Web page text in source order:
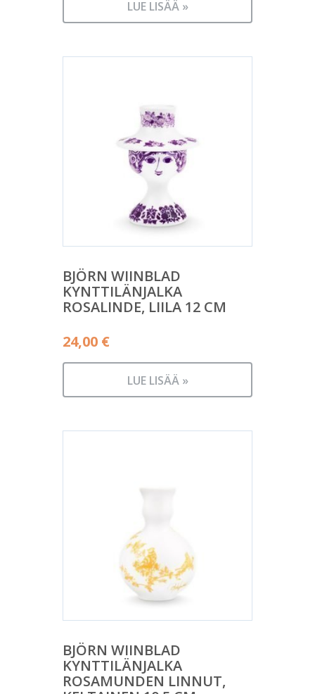
LUE LISÄÄ »
BJÖRN WIINBLAD
KYNTTILÄNJALKA
ROSALINDE, LIILA 12 CM
24,00 €
LUE LISÄÄ »
BJÖRN WIINBLAD
KYNTTILÄNJALKA
ROSAMUNDEN LINNUT,